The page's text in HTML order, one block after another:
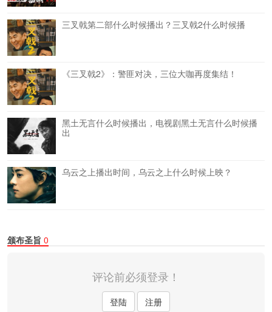
三叉戟第二部什么时候播出？三叉戟2什么时候播
《三叉戟2》：警匪对决，三位大咖再度集结！
黑土无言什么时候播出，电视剧黑土无言什么时候播
出
乌云之上播出时间，乌云之上什么时候上映？
颁布圣旨 0
评论前必须登录！
登陆 注册